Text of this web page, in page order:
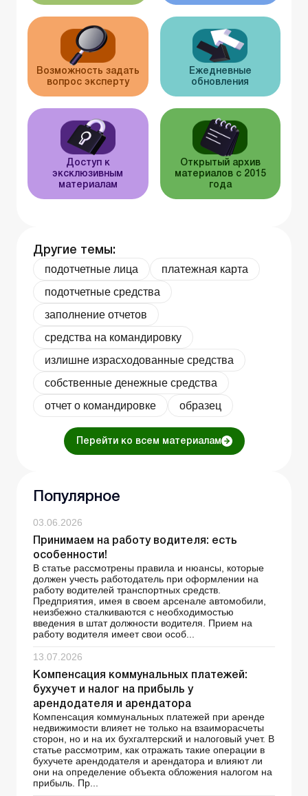
Возможность задать
вопрос эксперту
Ежедневные
обновления
Доступ к
эксклюзивным
материалам
Открытый архив
материалов с 2015
года
Другие темы:
подотчетные лица
платежная карта
подотчетные средства
заполнение отчетов
средства на командировку
излишне израсходованные средства
собственные денежные средства
отчет о командировке
образец
Перейти ко всем материалам
Популярное
03.06.2026
Принимаем на работу водителя: есть
особенности!
В статье рассмотрены правила и нюансы, которые
должен учесть работодатель при оформлении на
работу водителей транспортных средств.
Предприятия, имея в своем арсенале автомобили,
неизбежно сталкиваются с необходимостью
введения в штат должности водителя. Прием на
работу водителя имеет свои особ...
13.07.2026
Компенсация коммунальных платежей:
бухучет и налог на прибыль у
арендодателя и арендатора
Компенсация коммунальных платежей при аренде
недвижимости влияет не только на взаиморасчеты
сторон, но и на их бухгалтерский и налоговый учет. В
статье рассмотрим, как отражать такие операции в
бухучете арендодателя и арендатора и влияют ли
они на определение объекта обложения налогом на
прибыль. Пр...